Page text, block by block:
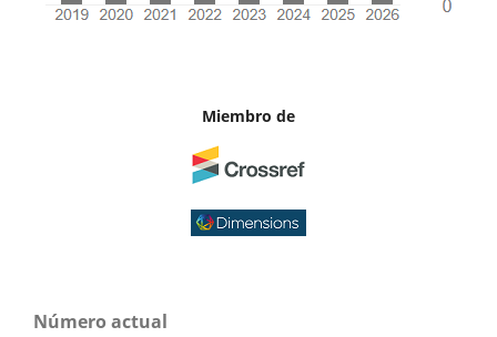
Miembro de
Número actual